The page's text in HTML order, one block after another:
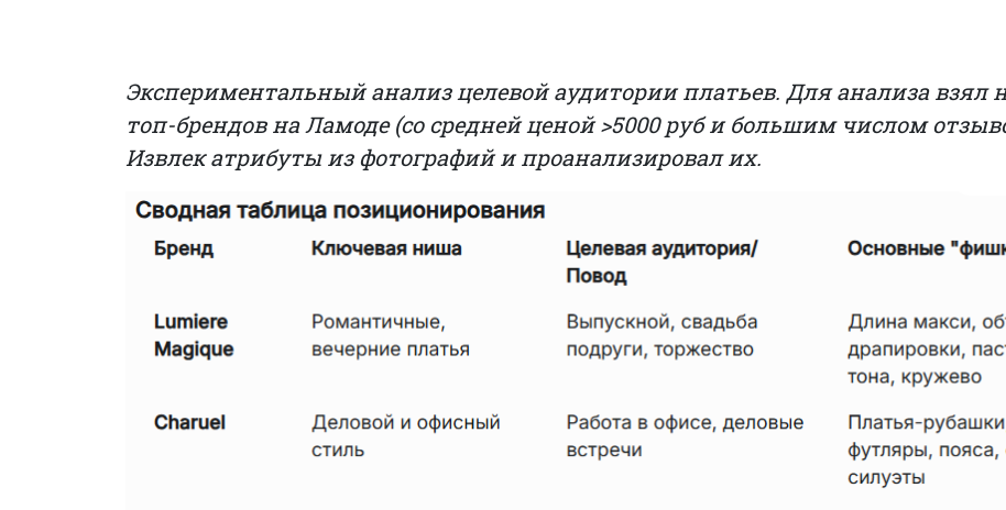
Экспериментальный анализ целевой аудитории платьев. Для анализа взял
топ-брендов на Ламоде (со средней ценой >5000 руб и большим числом
Извлек атрибуты из фотографий и проанализировал их.